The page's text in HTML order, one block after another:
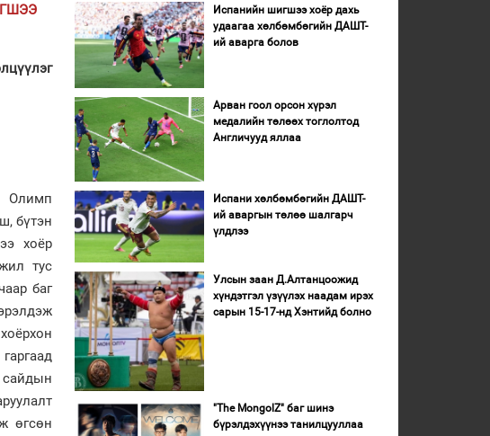
Олимп
бүтэн
хоёр
тус
баг
өгсөн
Испанийн шигшээ хоёр дахь
удаагаа хөлбөмбөгийн ДАШТ-
ий аварга болов
Арван гоол орсон хүрэл
медалийн төлөөх тоглолтод
Англичууд яллаа
Испани хөлбөмбөгийн ДАШТ-
ий аваргын төлөө шалгарч
үлдлээ
Улсын заан Д.Алтанцоожид
хүндэтгэл үзүүлэх наадам ирэх
сарын 15-17-нд Хэнтийд болно
"The MongolZ" баг шинэ
бүрэлдэхүүнээ танилцууллаа